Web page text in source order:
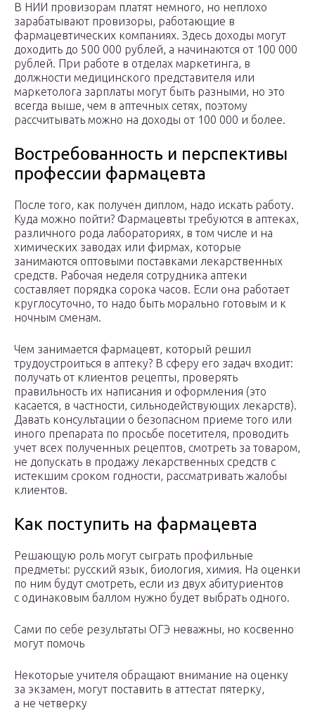
В НИИ провизорам платят немного, но неплохо
зарабатывают провизоры, работающие в
фармацевтических компаниях. Здесь доходы могут
доходить до 500 000 рублей, а начинаются от 100 000
рублей. При работе в отделах маркетинга, в
должности медицинского представителя или
маркетолога зарплаты могут быть разными, но это
всегда выше, чем в аптечных сетях, поэтому
рассчитывать можно на доходы от 100 000 и более.
Востребованность и перспективы
профессии фармацевта
После того, как получен диплом, надо искать работу.
Куда можно пойти? Фармацевты требуются в аптеках,
различного рода лабораториях, в том числе и на
химических заводах или фирмах, которые
занимаются оптовыми поставками лекарственных
средств. Рабочая неделя сотрудника аптеки
составляет порядка сорока часов. Если она работает
круглосуточно, то надо быть морально готовым и к
ночным сменам.
Чем занимается фармацевт, который решил
трудоустроиться в аптеку? В сферу его задач входит:
получать от клиентов рецепты, проверять
правильность их написания и оформления (это
касается, в частности, сильнодействующих лекарств).
Давать консультации о безопасном приеме того или
иного препарата по просьбе посетителя, проводить
учет всех полученных рецептов, смотреть за товаром,
не допускать в продажу лекарственных средств с
истекшим сроком годности, рассматривать жалобы
клиентов.
Как поступить на фармацевта
Решающую роль могут сыграть профильные
предметы: русский язык, биология, химия. На оценки
по ним будут смотреть, если из двух абитуриентов
с одинаковым баллом нужно будет выбрать одного.
Сами по себе результаты ОГЭ неважны, но косвенно
могут помочь
Некоторые учителя обращают внимание на оценку
за экзамен, могут поставить в аттестат пятерку,
а не четверку